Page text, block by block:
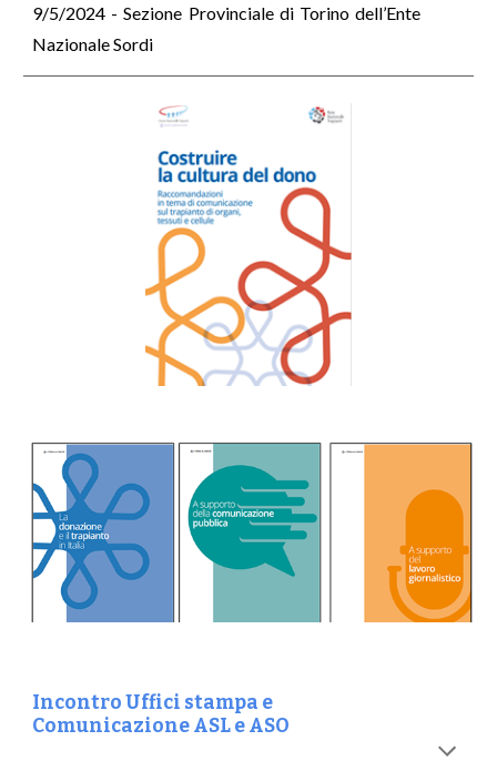
9/5/2024 - Sezione Provinciale di Torino dell’Ente
Nazionale Sordi
Incontro Uffici stampa e
Comunicazione ASL e ASO